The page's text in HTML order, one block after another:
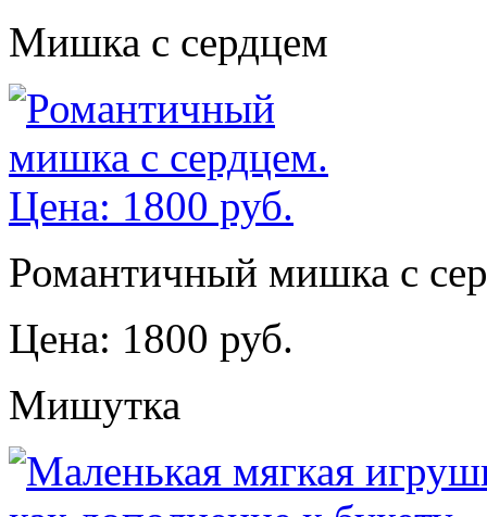
Мишка с сердцем
Романтичный мишка с
Цена: 1800 руб.
Мишутка